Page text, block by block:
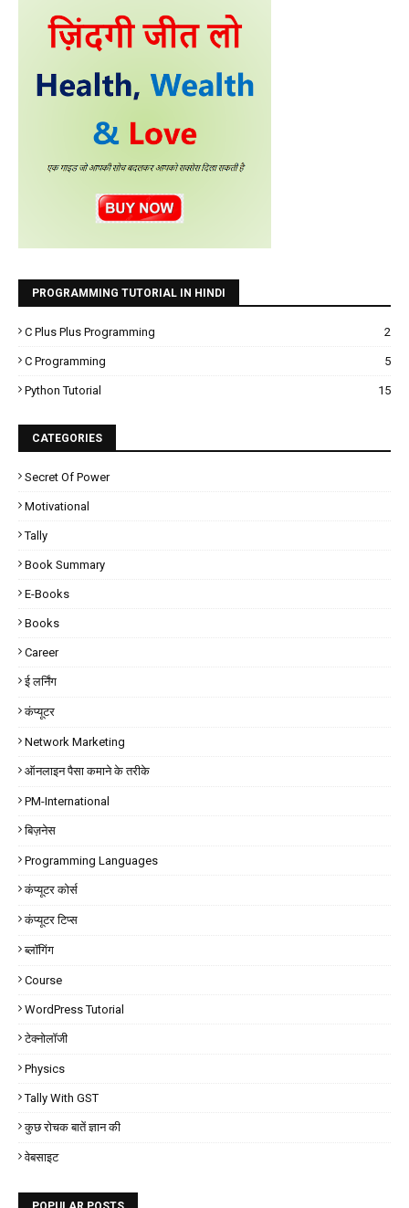
PROGRAMMING TUTORIAL IN HINDI
C Plus Plus Programming 2
C Programming 5
Python Tutorial 15
CATEGORIES
Secret Of Power
Motivational
Tally
Book Summary
E-Books
Books
Career
ई लर्निंग
कंप्यूटर
Network Marketing
ऑनलाइन पैसा कमाने के तरीके
PM-International
बिज़नेस
Programming Languages
कंप्यूटर कोर्स
कंप्यूटर टिप्स
ब्लॉगिंग
Course
WordPress Tutorial
टेक्नोलॉजी
Physics
Tally With GST
कुछ रोचक बातें ज्ञान की
वेबसाइट